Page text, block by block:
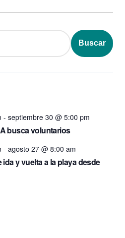
Buscar
- septiembre 30 @ 5:00 pm
busca voluntarios
- agosto 27 @ 8:00 am
y vuelta a la playa desde